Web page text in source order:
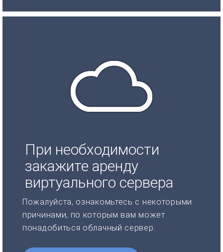
При необходимости
закажите аренду
виртуального сервера
Пожалуйста, ознакомьтесь с некоторыми
причинами, по которым вам может
понадобиться облачный сервер.